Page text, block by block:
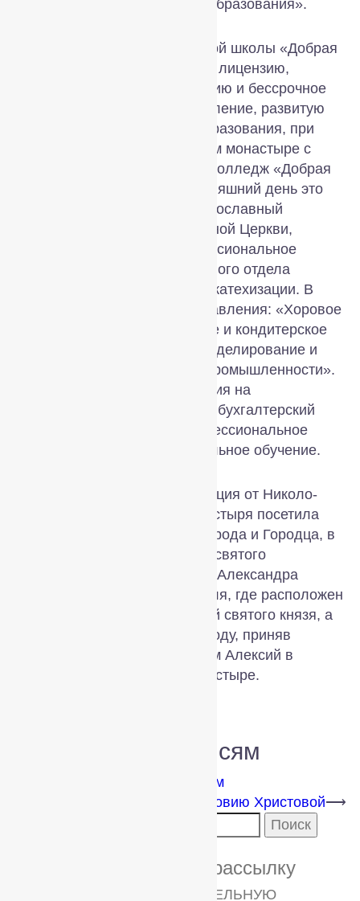
профессиональной ступени образования».
Помимо общеобразовательной школы «Добрая
школа на Сольбе», имеющей лицензию,
государственную аккредитацию и бессрочное
конфессиональное представление, развитую
систему дополнительного образования, при
Николо-Сольбинском женском монастыре с
2016 года существует также колледж «Добрая
школа на Сольбе». На сегодняшний день это
первый и единственный православный
колледж Русской Православной Церкви,
имеющий бессрочное конфессиональное
представление от Синодального отдела
религиозного образования и катехизации. В
колледже реализуются направления: «Хоровое
дирижирование», «Поварское и кондитерское
дело», «Конструирование, моделирование и
технология изделий лёгкой промышленности».
В 2023 году получена лицензия на
специальность «Экономика и бухгалтерский
учёт», дополнительное профессиональное
образование и профессиональное обучение.
По окончании форума делегация от Николо-
Сольбинского женского монастыря посетила
святые места Нижнего Новгорода и Городца, в
том числе в том числе музей святого
благоверного великого князя Александра
Невского. Переславская земля, где расположен
монастырь, является родиной святого князя, а
в Городце он отошёл ко Господу, приняв
монашеский постриг с именем Алексий в
Феодоровском мужском монастыре.
Навигация по записям
Как земля становится Небом
Причащение детей Телом и Кровию Христовой⟶
Подпишитесь на нашу рассылку
ПОДПИШИТЕСЬ НА ЕЖЕНЕДЕЛЬНУЮ